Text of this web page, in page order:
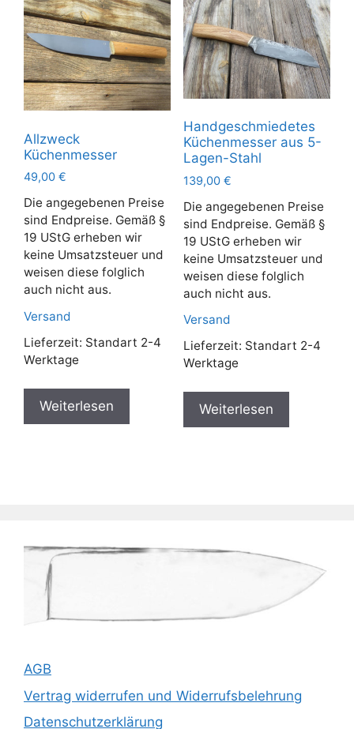
Allzweck
Küchenmesser
49,00 €
Die angegebenen Preise
sind Endpreise. Gemäß §
19 UStG erheben wir
keine Umsatzsteuer und
weisen diese folglich
auch nicht aus.
Versand
Lieferzeit: Standart 2-4
Werktage
Weiterlesen
Handgeschmiedetes
Küchenmesser aus 5-
Lagen-Stahl
139,00 €
Die angegebenen Preise
sind Endpreise. Gemäß §
19 UStG erheben wir
keine Umsatzsteuer und
weisen diese folglich
auch nicht aus.
Versand
Lieferzeit: Standart 2-4
Werktage
Weiterlesen
AGB
Vertrag widerrufen und Widerrufsbelehrung
Datenschutzerklärung